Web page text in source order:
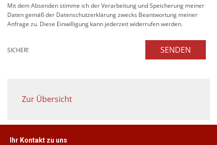
Mit dem Absenden stimme ich der Verarbeitung und Speicherung meiner
Daten gemäß der Datenschutzerklärung zwecks Beantwortung meiner
Anfrage zu. Diese Einwilligung kann jederzeit widerrufen werden.
SICHER! SENDEN
Zur Übersicht
Ihr Kontakt zu uns